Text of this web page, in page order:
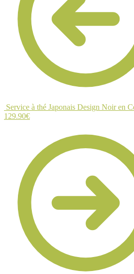
Service à thé Japonais Design Noir en
129.90€